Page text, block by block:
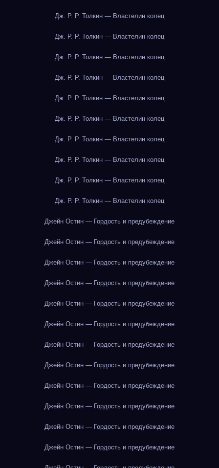
Дж. Р. Р. Толкин — Властелин колец
Дж. Р. Р. Толкин — Властелин колец
Дж. Р. Р. Толкин — Властелин колец
Дж. Р. Р. Толкин — Властелин колец
Дж. Р. Р. Толкин — Властелин колец
Дж. Р. Р. Толкин — Властелин колец
Дж. Р. Р. Толкин — Властелин колец
Дж. Р. Р. Толкин — Властелин колец
Дж. Р. Р. Толкин — Властелин колец
Дж. Р. Р. Толкин — Властелин колец
Джейн Остин — Гордость и предубеждение
Джейн Остин — Гордость и предубеждение
Джейн Остин — Гордость и предубеждение
Джейн Остин — Гордость и предубеждение
Джейн Остин — Гордость и предубеждение
Джейн Остин — Гордость и предубеждение
Джейн Остин — Гордость и предубеждение
Джейн Остин — Гордость и предубеждение
Джейн Остин — Гордость и предубеждение
Джейн Остин — Гордость и предубеждение
Джейн Остин — Гордость и предубеждение
Джейн Остин — Гордость и предубеждение